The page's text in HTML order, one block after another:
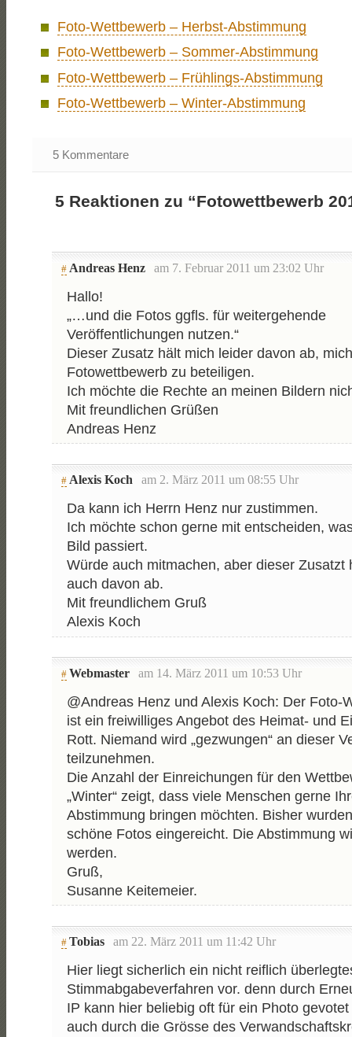
Foto-Wettbewerb – Herbst-Abstimmung
Foto-Wettbewerb – Sommer-Abstimmung
Foto-Wettbewerb – Frühlings-Abstimmung
Foto-Wettbewerb – Winter-Abstimmung
5 Kommentare
5 Reaktionen zu “Fotowettbewerb
# Andreas Henz am 7. Februar 2011 um 23:02 Uhr
Hallo!
„…und die Fotos ggfls. für weitergehende
Veröffentlichungen nutzen.“
Dieser Zusatz hält mich leider davon ab,
Fotowettbewerb zu beteiligen.
Ich möchte die Rechte an meinen Bildern
Mit freundlichen Grüßen
Andreas Henz
# Alexis Koch am 2. März 2011 um 08:55 Uhr
Da kann ich Herrn Henz nur zustimmen.
Ich möchte schon gerne mit entscheiden,
Bild passiert.
Würde auch mitmachen, aber dieser Zusatzt
auch davon ab.
Mit freundlichem Gruß
Alexis Koch
# Webmaster am 14. März 2011 um 10:53 Uhr
@Andreas Henz und Alexis Koch: Der Foto-
ist ein freiwilliges Angebot des Heimat- und
Rott. Niemand wird „gezwungen“ an dieser
teilzunehmen.
Die Anzahl der Einreichungen für den
„Winter“ zeigt, dass viele Menschen gerne
Abstimmung bringen möchten. Bisher
schöne Fotos eingereicht. Die Abstimmung
werden.
Gruß,
Susanne Keitemeier.
# Tobias am 22. März 2011 um 11:42 Uhr
Hier liegt sicherlich ein nicht reiflich
Stimmabgabeverfahren vor. denn durch
IP kann hier beliebig oft für ein Photo
auch durch die Grösse des